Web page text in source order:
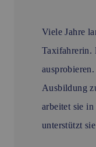
Viele Jahre
Taxifahrerin.
Ausbildung
arbeitet sie
unterstützt